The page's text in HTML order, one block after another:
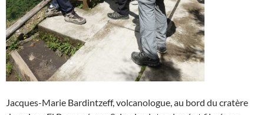
Jacques-Marie Bardintzeff, volcanologue, au bord du cratère